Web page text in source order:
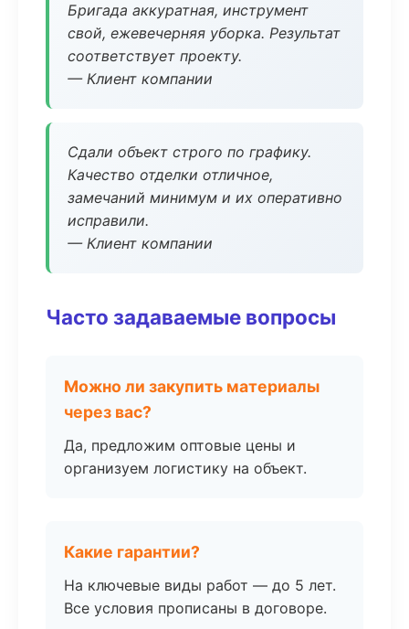
Бригада аккуратная, инструмент
свой, ежевечерняя уборка. Результат
соответствует проекту.
— Клиент компании
Сдали объект строго по графику.
Качество отделки отличное,
замечаний минимум и их оперативно
исправили.
— Клиент компании
Часто задаваемые вопросы
Можно ли закупить материалы
через вас?
Да, предложим оптовые цены и
организуем логистику на объект.
Какие гарантии?
На ключевые виды работ — до 5 лет.
Все условия прописаны в договоре.